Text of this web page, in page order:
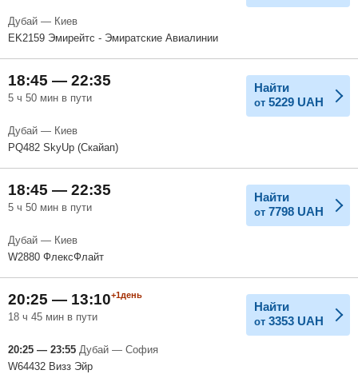
Дубай — Киев
EK2159 Эмирейтс - Эмиратские Авиалинии
18:45 — 22:35
5 ч 50 мин в пути
Найти
от 5229 UAH
Дубай — Киев
PQ482 SkyUp (Скайап)
18:45 — 22:35
5 ч 50 мин в пути
Найти
от 7798 UAH
Дубай — Киев
W2880 ФлексФлайт
20:25 — 13:10+1день
18 ч 45 мин в пути
Найти
от 3353 UAH
20:25 — 23:55 Дубай — София
W64432 Визз Эйр